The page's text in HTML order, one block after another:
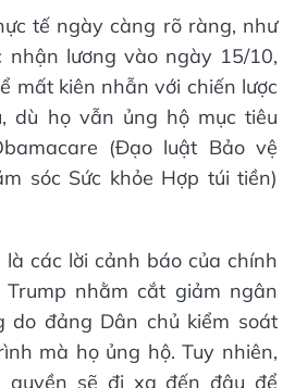
tế ngày càng rõ ràng, như
nhận lương vào ngày 15/10,
mất kiên nhẫn với chiến lược
dù họ vẫn ủng hộ mục tiêu
(Đạo luật Bảo vệ
sóc Sức khỏe Hợp túi tiền)
các lời cảnh báo của chính
nhằm cắt giảm ngân
do đảng Dân chủ kiểm soát
mà họ ủng hộ. Tuy nhiên,
quyền sẽ đi xa đến đâu để